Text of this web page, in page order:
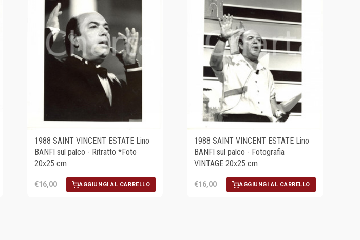
1988 SAINT VINCENT ESTATE Lino
BANFI sul palco - Ritratto *Foto
20x25 cm
€16,00 AGGIUNGI AL CARRELLO
1988 SAINT VINCENT ESTATE Lino
BANFI sul palco - Fotografia
VINTAGE 20x25 cm
€16,00 AGGIUNGI AL CARRELLO